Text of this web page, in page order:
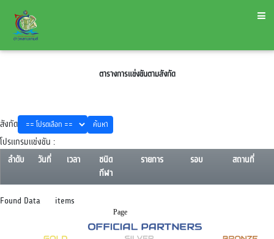
ตารางการแข่งขันตามสังกัด
สังกัด
โปรแกรมแข่งขัน :
ลำดับ
วันที่ เวลา
ชนิด
กีฬา
รายการ รอบ สถานที่
Found Data items
Page